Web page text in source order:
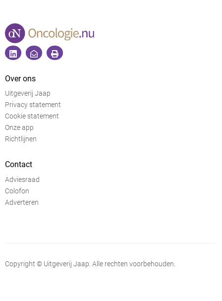
Over ons
Uitgeverij Jaap
Privacy statement
Cookie statement
Onze app
Richtlijnen
Contact
Adviesraad
Colofon
Adverteren
Copyright © Uitgeverij Jaap. Alle rechten voorbehouden.